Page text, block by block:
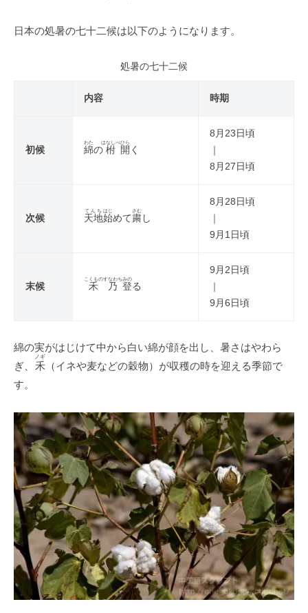
日本の処暑の七十二候は以下のようになります。
処暑の七十二候
内容 時期
初候 綿
わた
の 柎
はなしべ
開
ひら
く
8月23日頃
8月27日頃
次候 天地
てんち
始
はじ
めて粛
さむ
し
8月28日頃
9月1日頃
末候 禾
こくもの
乃
すなわち
登
みの
る
9月2日頃
9月6日頃
綿の実がはじけて中から白い綿が顔を出し、暑さはやわら
ぎ、 禾
ノギ
（イネや麦などの穀物）が収穫の時を迎える季節で
す。